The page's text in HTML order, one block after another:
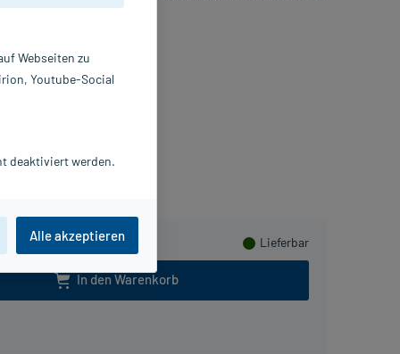
Lieferbar
In den Warenkorb
StWebseiten zu
Youtube-Social
deaktiviert werden.
Alle akzeptieren